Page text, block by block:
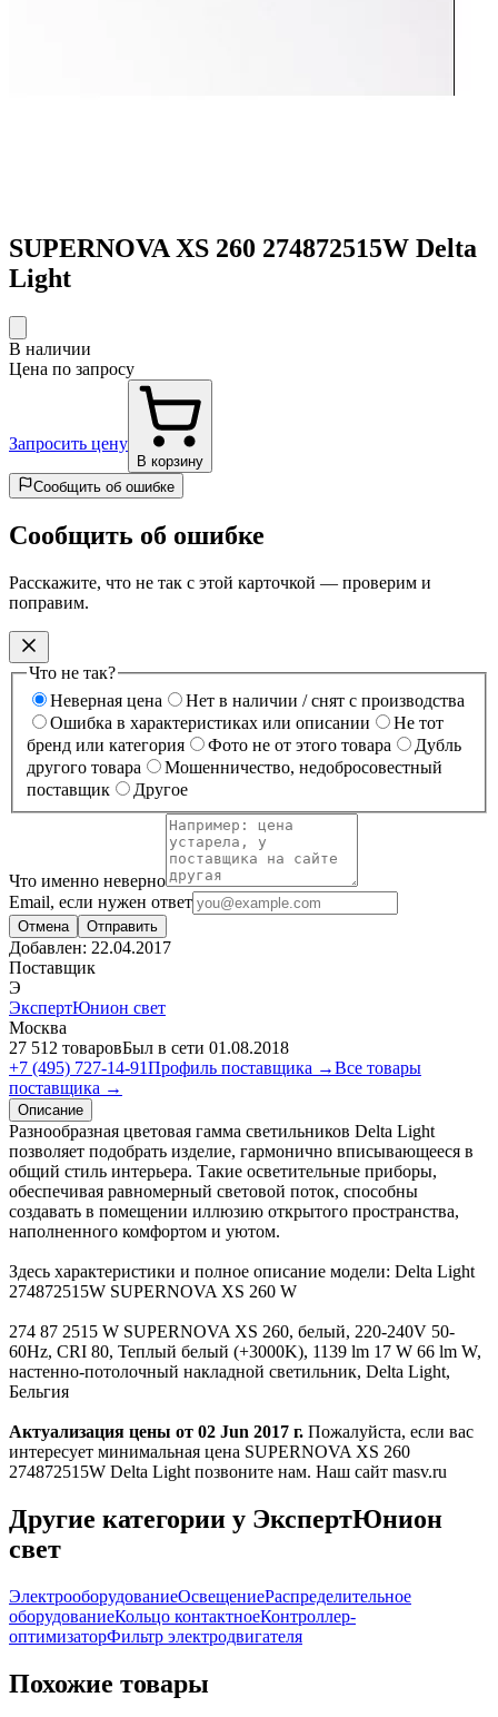
SUPERNOVA XS 260 274872515W Delta
Light
В наличии
Цена по запросу
Запросить цену
В корзину
Сообщить об ошибке
Сообщить об ошибке
Расскажите, что не так с этой карточкой — проверим и
поправим.
Что не так?
Неверная цена
Нет в наличии / снят с производства
Ошибка в характеристиках или описании
Не тот
бренд или категория
Фото не от этого товара
Дубль
другого товара
Мошенничество, недобросовестный
поставщик
Другое
Что именно неверно
Email, если нужен ответ
Отмена Отправить
Добавлен: 22.04.2017
Поставщик
Э
ЭкспертЮнион свет
Москва
27 512 товаровБыл в сети 01.08.2018
+7 (495) 727-14-91Профиль поставщика →Все товары
поставщика →
Описание
Разнообразная цветовая гамма светильников Delta Light
позволяет подобрать изделие, гармонично вписывающееся в
общий стиль интерьера. Такие осветительные приборы,
обеспечивая равномерный световой поток, способны
создавать в помещении иллюзию открытого пространства,
наполненного комфортом и уютом.
Здесь характеристики и полное описание модели: Delta Light
274872515W SUPERNOVA XS 260 W
274 87 2515 W SUPERNOVA XS 260, белый, 220-240V 50-
60Hz, CRI 80, Теплый белый (+3000K), 1139 lm 17 W 66 lm W,
настенно-потолочный накладной светильник, Delta Light,
Бельгия
Актуализация цены от 02 Jun 2017 г. Пожалуйста, если вас
интересует минимальная цена SUPERNOVA XS 260
274872515W Delta Light позвоните нам. Наш сайт masv.ru
Другие категории у ЭкспертЮнион
свет
ЭлектрооборудованиеОсвещениеРаспределительное
оборудованиеКольцо контактноеКонтроллер-
оптимизаторФильтр электродвигателя
Похожие товары